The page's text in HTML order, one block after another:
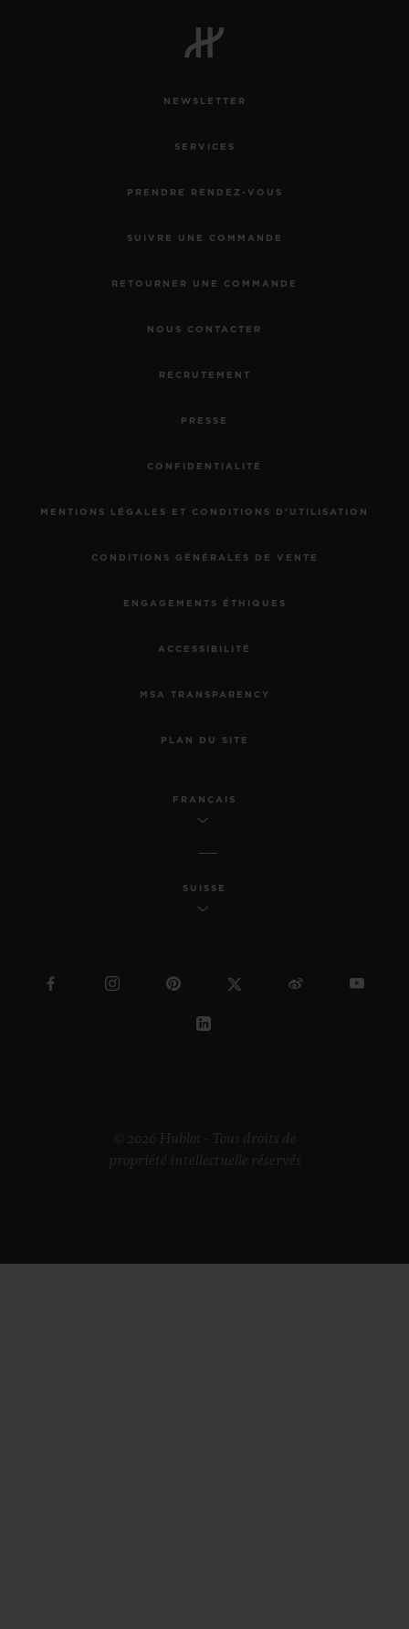
NEWSLETTER
SERVICES
PRENDRE RENDEZ-VOUS
SUIVRE UNE COMMANDE
RETOURNER UNE COMMANDE
NOUS CONTACTER
RECRUTEMENT
PRESSE
CONFIDENTIALITÉ
MENTIONS LÉGALES ET CONDITIONS D'UTILISATION
CONDITIONS GÉNÉRALES DE VENTE
ENGAGEMENTS ÉTHIQUES
ACCESSIBILITÉ
MSA TRANSPARENCY
PLAN DU SITE
FRANÇAIS
SUISSE
© 2026 Hublot - Tous droits de
propriété intellectuelle réservés